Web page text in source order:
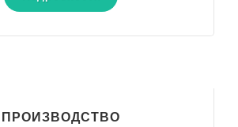
ПРОИЗВОДСТВО